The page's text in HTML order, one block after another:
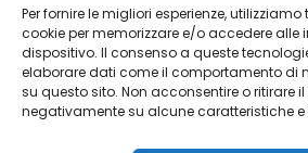
Per fornire le migliori esperienze,
cookie per memorizzare e/o accedere alle
dispositivo. Il consenso a queste
elaborare dati come il comportamento di
su questo sito. Non acconsentire o ritirare
negativamente su alcune caratteristiche e
+39 011 9682820
Email: info@bmconcept.it